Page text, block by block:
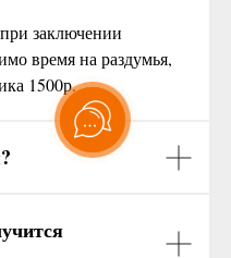
заключении
время на раздумья,
1500р.